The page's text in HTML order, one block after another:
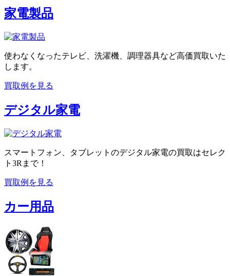
家電製品
使わなくなったテレビ、洗濯機、調理器具など高価買取いた
します。
買取例を見る
デジタル家電
スマートフォン、タブレットのデジタル家電の買取はセレク
ト3Rまで！
買取例を見る
カー用品